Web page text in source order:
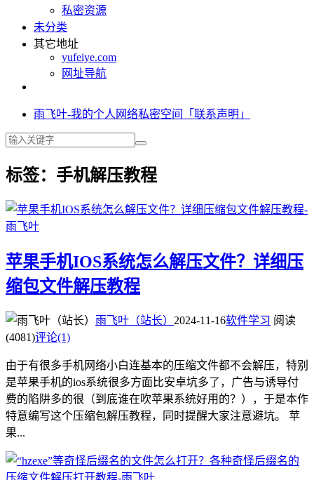
私密资源
未分类
其它地址
yufeiye.com
网址导航
雨飞叶-我的个人网络私密空间「联系声明」
标签：手机解压教程
苹果手机IOS系统怎么解压文件？详细压
缩包文件解压教程
雨飞叶（站长） 2024-11-16软件学习 阅读
(4081)评论(1)
由于有很多手机网络小白连基本的压缩文件都不会解压，特别
是苹果手机的ios系统很多方面比安卓坑多了，广告与诱导付
费的陷阱多的很（到底谁在吹苹果系统好用的？），于是本作
特意编写这个压缩包解压教程，同时提醒大家注意避坑。 苹
果...